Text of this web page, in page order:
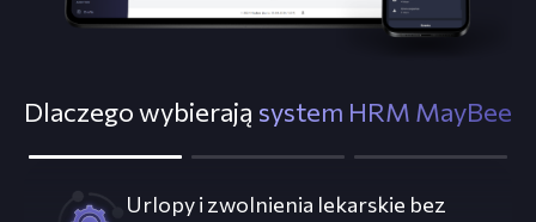
Dlaczego wybierają system HRM MayBee
Urlopy i zwolnienia lekarskie bez